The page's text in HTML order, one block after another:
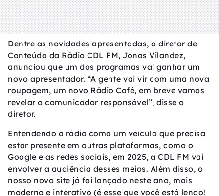
Dentre as novidades apresentadas, o diretor de
Conteúdo da Rádio CDL FM, Jonas Vilandez,
anunciou que um dos programas vai ganhar um
novo apresentador. “A gente vai vir com uma nova
roupagem, um novo Rádio Café, em breve vamos
revelar o comunicador responsável”, disse o
diretor.
Entendendo a rádio como um veículo que precisa
estar presente em outras plataformas, como o
Google e as redes sociais, em 2025, a CDL FM vai
envolver a audiência desses meios. Além disso, o
nosso novo site já foi lançado neste ano, mais
moderno e interativo (é esse que você está lendo!